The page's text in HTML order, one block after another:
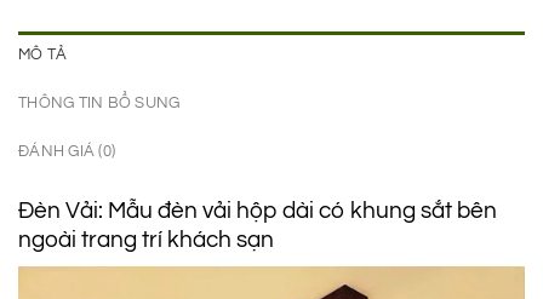
MÔ TẢ
THÔNG TIN BỔ SUNG
ĐÁNH GIÁ (0)
Đèn Vải: Mẫu đèn vải hộp dài có khung sắt bên
ngoài trang trí khách sạn